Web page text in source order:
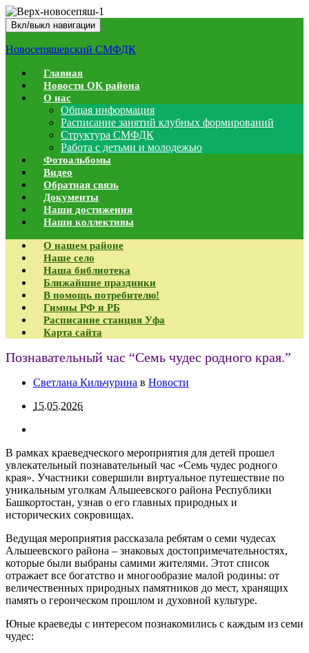
Вкл/выкл навигации
Новосепяшевский СМФДК
Главная
Новости ОК района
О нас
Общая информация
Расписание занятий клубных формирований
Структура СМФДК
Работа с детьми и молодежью
Фотоальбомы
Видео
Обратная связь
Документы
Наши достижения
Наши коллективы
О нашем районе
Наше село
Наша библиотека
Ближайшие праздники
В помощь потребителю!
Гимны РФ и РБ
Расписание станция Уфа
Карта сайта
Познавательный час “Семь чудес родного края.”
Светлана Кильчурина в Новости
15.05.2026
В рамках краеведческого мероприятия для детей прошел
увлекательный познавательный час «Семь чудес родного
края». Участники совершили виртуальное путешествие по
уникальным уголкам Альшеевского района Республики
Башкортостан, узнав о его главных природных и
исторических сокровищах.
Ведущая мероприятия рассказала ребятам о семи чудесах
Альшеевского района – знаковых достопримечательностях,
которые были выбраны самими жителями. Этот список
отражает все богатство и многообразие малой родины: от
величественных природных памятников до мест, хранящих
память о героическом прошлом и духовной культуре.
Юные краеведы с интересом познакомились с каждым из семи
чудес: